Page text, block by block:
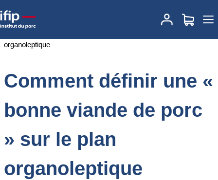
Accueil
Comment définir une « bonne viande de
porc » sur le plan organoleptique
Comment définir une «
bonne viande de porc
» sur le plan
organoleptique